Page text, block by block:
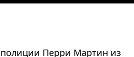
Перри Мартин из